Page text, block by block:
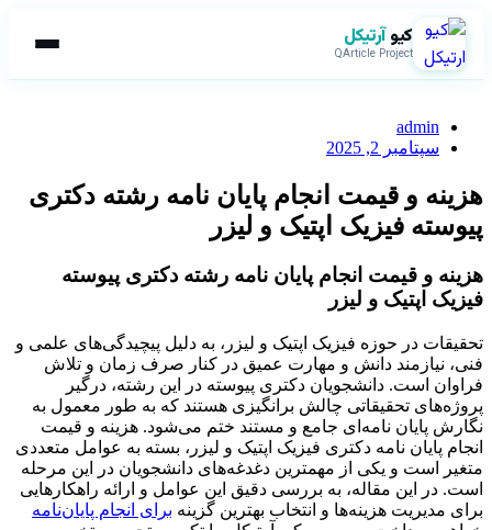
کیوآرتیکل
QArticle Project
admin
سپتامبر 2, 2025
هزینه و قیمت انجام پایان نامه رشته دکتری
پیوسته فیزیک اپتیک و لیزر
هزینه و قیمت انجام پایان نامه رشته دکتری پیوسته
فیزیک اپتیک و لیزر
تحقیقات در حوزه فیزیک اپتیک و لیزر، به دلیل پیچیدگی‌های علمی و
فنی، نیازمند دانش و مهارت عمیق در کنار صرف زمان و تلاش
فراوان است. دانشجویان دکتری پیوسته در این رشته، درگیر
پروژه‌های تحقیقاتی چالش برانگیزی هستند که به طور معمول به
نگارش پایان نامه‌ای جامع و مستند ختم می‌شود. هزینه و قیمت
انجام پایان نامه دکتری فیزیک اپتیک و لیزر، بسته به عوامل متعددی
متغیر است و یکی از مهمترین دغدغه‌های دانشجویان در این مرحله
است. در این مقاله، به بررسی دقیق این عوامل و ارائه راهکارهایی
برای مدیریت هزینه‌ها و انتخاب بهترین گزینه برای انجام پایان‌نامه